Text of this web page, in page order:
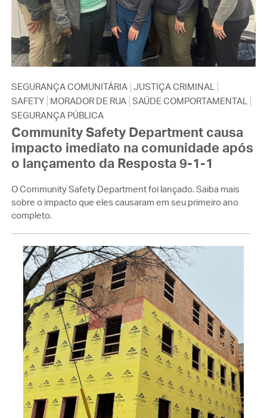
SEGURANÇA COMUNITÁRIA JUSTIÇA CRIMINAL
SAFETY MORADOR DE RUA SAÚDE COMPORTAMENTAL
SEGURANÇA PÚBLICA
Community Safety Department causa
impacto imediato na comunidade após
o lançamento da Resposta 9-1-1
O Community Safety Department foi lançado. Saiba mais
sobre o impacto que eles causaram em seu primeiro ano
completo.